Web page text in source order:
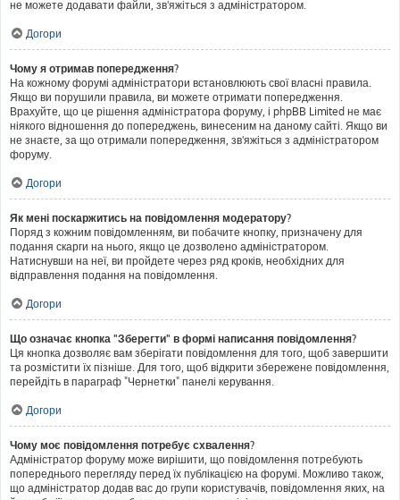
не можете додавати файли, зв'яжіться з адміністратором.
Догори
Чому я отримав попередження?
На кожному форумі адміністратори встановлюють свої власні правила.
Якщо ви порушили правила, ви можете отримати попередження.
Врахуйте, що це рішення адміністратора форуму, і phpBB Limited не має
ніякого відношення до попереджень, винесеним на даному сайті. Якщо ви
не знаєте, за що отримали попередження, зв'яжіться з адміністратором
форуму.
Догори
Як мені поскаржитись на повідомлення модератору?
Поряд з кожним повідомленням, ви побачите кнопку, призначену для
подання скарги на нього, якщо це дозволено адміністратором.
Натиснувши на неї, ви пройдете через ряд кроків, необхідних для
відправлення подання на повідомлення.
Догори
Що означає кнопка "Зберегти" в формі написання повідомлення?
Ця кнопка дозволяє вам зберігати повідомлення для того, щоб завершити
та розмістити їх пізніше. Для того, щоб відкрити збережене повідомлення,
перейдіть в параграф "Чернетки" панелі керування.
Догори
Чому моє повідомлення потребує схвалення?
Адміністратор форуму може вирішити, що повідомлення потребують
попереднього перегляду перед їх публікацією на форумі. Можливо також,
що адміністратор додав вас до групи користувачів, повідомлення яких, на